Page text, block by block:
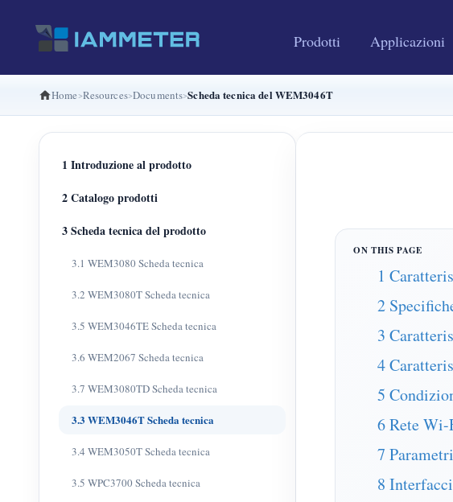
Prodotti Applicazioni
Home Resources Documents Scheda tecnica del WEM3046T
1 Introduzione al prodotto
2 Catalogo prodotti
3 Scheda tecnica del prodotto
3.1 WEM3080 Scheda tecnica
3.2 WEM3080T Scheda tecnica
3.5 WEM3046TE Scheda tecnica
3.6 WEM2067 Scheda tecnica
3.7 WEM3080TD Scheda tecnica
3.3 WEM3046T Scheda tecnica
3.4 WEM3050T Scheda tecnica
3.5 WPC3700 Scheda tecnica
1
2
3
4
5
6 Rete
7
8